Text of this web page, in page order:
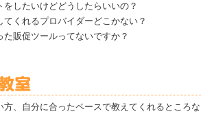
をしたいけどどうしたらいいの？
てくれるプロバイダーどこかない？
た販促ツールってないですか？
方、自分に合ったペースで教えてくれるところ